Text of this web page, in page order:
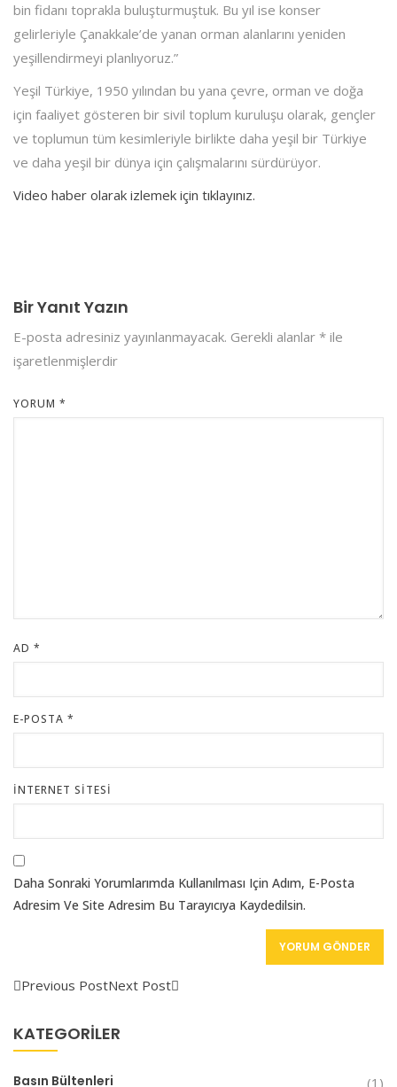
bin fidanı toprakla buluşturmuştuk. Bu yıl ise konser
gelirleriyle Çanakkale’de yanan orman alanlarını yeniden
yeşillendirmeyi planlıyoruz.”
Yeşil Türkiye, 1950 yılından bu yana çevre, orman ve doğa
için faaliyet gösteren bir sivil toplum kuruluşu olarak, gençler
ve toplumun tüm kesimleriyle birlikte daha yeşil bir Türkiye
ve daha yeşil bir dünya için çalışmalarını sürdürüyor.
Video haber olarak izlemek için tıklayınız.
Bir Yanıt Yazın
E-posta adresiniz yayınlanmayacak. Gerekli alanlar * ile
işaretlenmişlerdir
YORUM *
AD *
E-POSTA *
İNTERNET SITESI
Daha Sonraki Yorumlarımda Kullanılması Için Adım, E-Posta
Adresim Ve Site Adresim Bu Tarayıcıya Kaydedilsin.
Previous PostNext Post
KATEGORILER
Basın Bültenleri (1)